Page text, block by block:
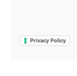
Privacy Policy